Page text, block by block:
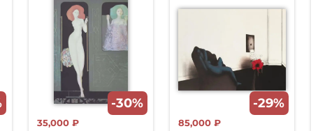
-30%
35,000 ₽
-29%
85,000 ₽